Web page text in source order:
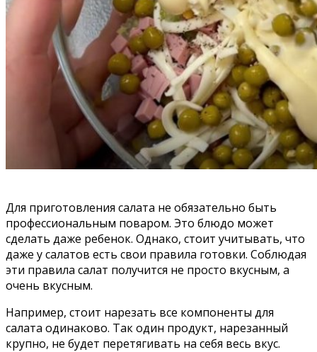
Для приготовления салата не обязательно быть
профессиональным поваром. Это блюдо может
сделать даже ребенок. Однако, стоит учитывать, что
даже у салатов есть свои правила готовки. Соблюдая
эти правила салат получится не просто вкусным, а
очень вкусным.
Например, стоит нарезать все компоненты для
салата одинаково. Так один продукт, нарезанный
крупно, не будет перетягивать на себя весь вкус.